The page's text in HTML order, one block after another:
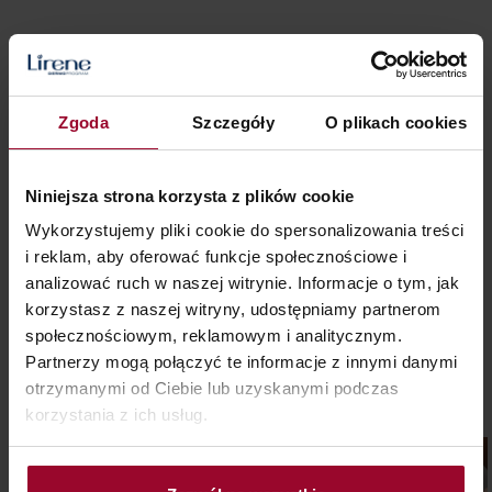
Zgoda Szczegóły O plikach cookies
Niniejsza strona korzysta z plików cookie
Wykorzystujemy pliki cookie do spersonalizowania treści
i reklam, aby oferować funkcje społecznościowe i
analizować ruch w naszej witrynie. Informacje o tym, jak
korzystasz z naszej witryny, udostępniamy partnerom
społecznościowym, reklamowym i analitycznym.
Partnerzy mogą połączyć te informacje z innymi danymi
otrzymanymi od Ciebie lub uzyskanymi podczas
korzystania z ich usług.
49,99 zł
25,00 zł / 100 ml
NIEDOSTĘPNY
Polecane aktualności